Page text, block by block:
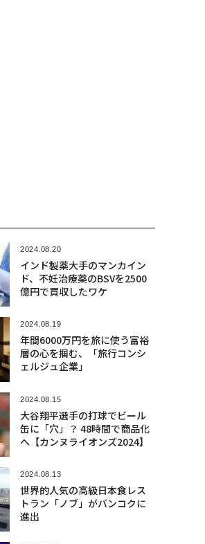
2024.08.20
インド製薬大手のマンカイン
ド、不妊治療薬のBSVを2500
億円で買収したワケ
2024.08.19
年間6000万円を旅に使う富裕
層の心を掴む、「旅行コンシ
ェルジュ企業」
2024.08.15
大谷翔平選手の打球でビール
缶に「穴」？ 48時間で商品化
へ【カンヌライオンズ2024】
2024.08.13
世界的人気の高級日本食レス
トラン「ノブ」がバンコクに
進出